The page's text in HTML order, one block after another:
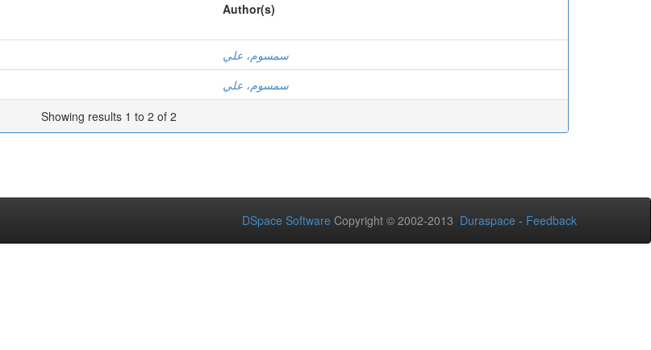
Author(s)
سمسوم، علي
سمسوم، علي
Showing results 1 to 2 of 2
DSpace Software Copyright © 2002-2013 Duraspace - Feedback